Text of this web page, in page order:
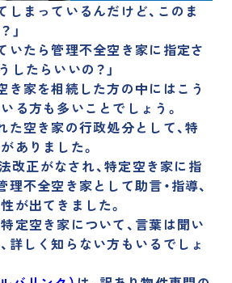
査定
するご相談
せ
しまっているんだけど、このま
」
いたら管理不全空き家に指定さ
したらいいの？」
き家を相続した方の中にはこう
る方も多いことでしょう。
た空き家の行政処分として、特
ありました。
改正がなされ、特定空き家に指
理不全空き家として助言・指導、
が出てきました。
定空き家について、言葉は聞い
詳しく知らない方もいるでしょ